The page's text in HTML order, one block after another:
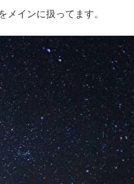
インに扱ってます。